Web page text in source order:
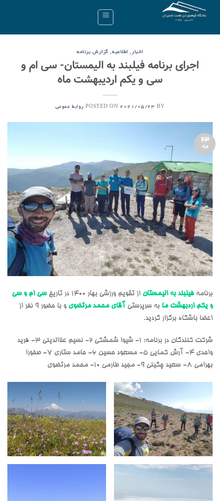
اخبار, اطلاعیه, گزارش برنامه
اجرای برنامه فیلبند به الیمستان- سی ام و
سی و یکم اردیبهشت ماه
POSTED ON 2021/05/23 BY روابط عمومی
23
مه
برنامهفیلبند به الیمستان از تقویم ورزشی بهار 1400 در تاریخ
سی ام و سی
و یکم اردبهشت ما به سرپرستی آقای محمد مرتضوی
و با حضور 9 نفر از
اعضا باشگاه برگزار گردید.
شرکت کنندگان در برنامه: 1- شیوا شمشکی 2- نسیم علاالدینی 3- فرید
واحدی 4- آرش کمایی 5- مسعود حسین 6- حامد ستاری 7- صفورا
بهرامی 8- سعید چگینی 9- مجید طارمی 10- محمد مرتضوی